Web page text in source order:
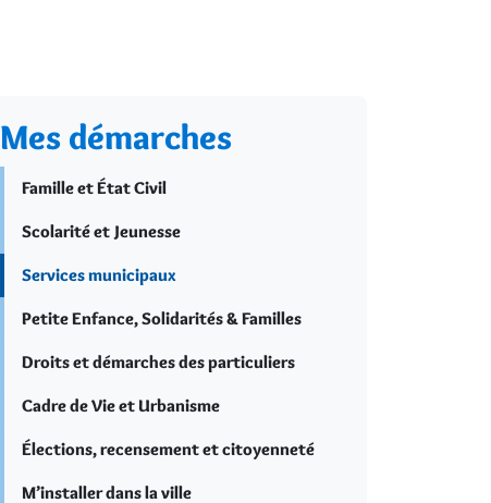
Mes démarches
Famille et État Civil
Scolarité et Jeunesse
Services municipaux
Petite Enfance, Solidarités & Familles
Droits et démarches des particuliers
Cadre de Vie et Urbanisme
Élections, recensement et citoyenneté
M’installer dans la ville